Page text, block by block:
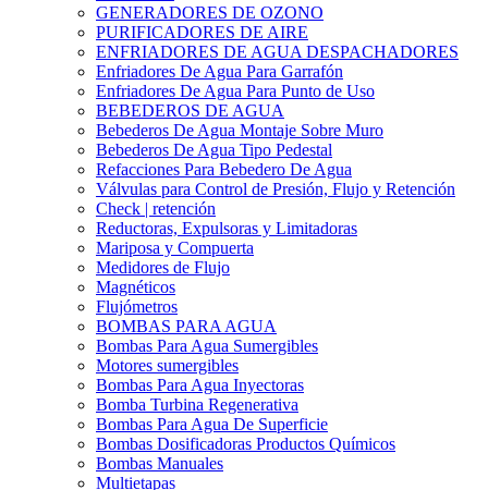
GENERADORES DE OZONO
PURIFICADORES DE AIRE
ENFRIADORES DE AGUA DESPACHADORES
Enfriadores De Agua Para Garrafón
Enfriadores De Agua Para Punto de Uso
BEBEDEROS DE AGUA
Bebederos De Agua Montaje Sobre Muro
Bebederos De Agua Tipo Pedestal
Refacciones Para Bebedero De Agua
Válvulas para Control de Presión, Flujo y Retención
Check | retención
Reductoras, Expulsoras y Limitadoras
Mariposa y Compuerta
Medidores de Flujo
Magnéticos
Flujómetros
BOMBAS PARA AGUA
Bombas Para Agua Sumergibles
Motores sumergibles
Bombas Para Agua Inyectoras
Bomba Turbina Regenerativa
Bombas Para Agua De Superficie
Bombas Dosificadoras Productos Químicos
Bombas Manuales
Multietapas